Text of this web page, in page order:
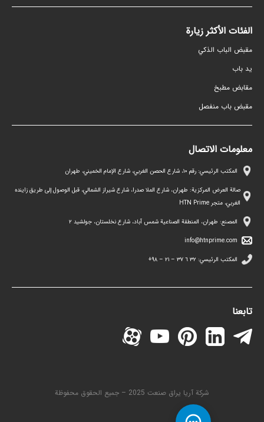
الفئات الأكثر زيارة
مقبض الباب الذكي
ید باب
مقابض مطبخ
مقبض باب منفصل
معلومات الاتصال
المكتب الرئيسي: رقم ١٠، شارع الحصن الغربي، شارع الإمام الخميني، طهران
صالة العرض المركزية: طهران، شارع الملا صدرا، شارع شيراز الشمالي، قبل الوصول إلى طريق زاينده
الغربي، متجر HTN Prime
المصنع: طهران، المنطقة الصناعية شمس آباد، شارع نخلستان، جولشيد ۲
info@htnprime.com
المكتب الرئيسي: ٣٢ ٦ ٣٧ – ٢١ – ۹۸+
تابعنا
شركة آريا يراق صنعت 2025 – جميع الحقوق محفوظة